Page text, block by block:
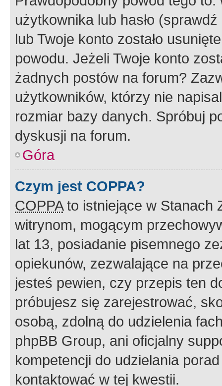
użytkownika lub hasło
lub Twoje konto zostało
powodu. Jeżeli Twoje konto
żadnych postów na forum?
użytkowników, którzy nie
rozmiar bazy danych. Spróbuj
dyskusji na forum.
Góra
Czym jest COPPA?
COPPAto istniejące w Stanach
witrynom, mogącym
lat 13, posiadanie pisemnego
opiekunów, zezwalające na
jesteś pewien, czy przepis ten
próbujesz się zarejestrować,
osobą, zdolną do udzielenia
phpBB Group, ani oficjalny
kompetencji do udzielania
kontaktować w tej kwestii.